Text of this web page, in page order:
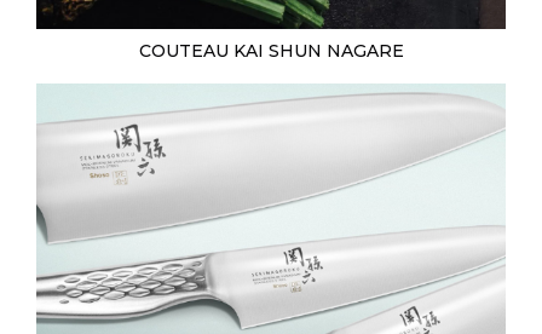
COUTEAU KAI SHUN NAGARE